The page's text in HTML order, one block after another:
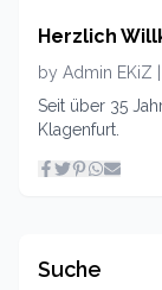
Herzlich
by Admin EKiZ |
Seit über 35
Klagenfurt.
Suche